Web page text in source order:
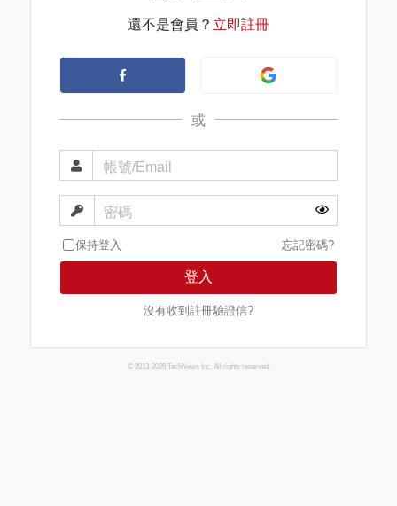
還不是會員？ 立即註冊
或
帳號/Email
密碼
保持登入 忘記密碼?
登入
沒有收到註冊驗證信?
© 2013-2026 TechNews Inc. All rights reserved.